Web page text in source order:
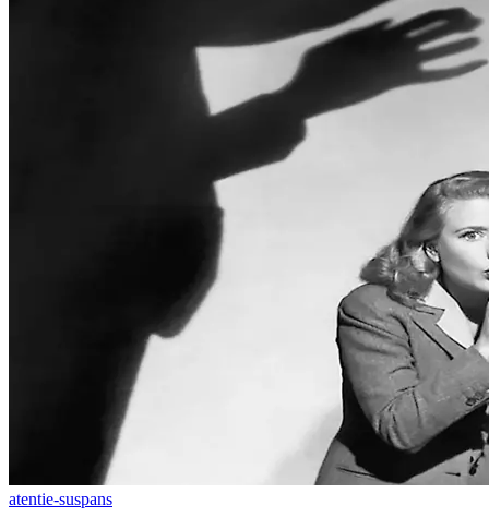
atentie-suspans